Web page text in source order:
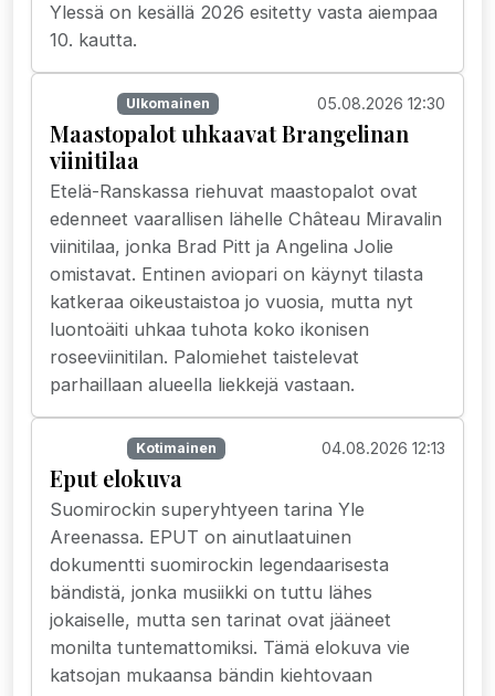
Ylessä on kesällä 2026 esitetty vasta aiempaa
10. kautta.
Ulkomainen 05.08.2026 12:30
Maastopalot uhkaavat Brangelinan
viinitilaa
Etelä-Ranskassa riehuvat maastopalot ovat
edenneet vaarallisen lähelle Château Miravalin
viinitilaa, jonka Brad Pitt ja Angelina Jolie
omistavat. Entinen aviopari on käynyt tilasta
katkeraa oikeustaistoa jo vuosia, mutta nyt
luontoäiti uhkaa tuhota koko ikonisen
roseeviinitilan. Palomiehet taistelevat
parhaillaan alueella liekkejä vastaan.
Kotimainen 04.08.2026 12:13
Eput elokuva
Suomirockin superyhtyeen tarina Yle
Areenassa. EPUT on ainutlaatuinen
dokumentti suomirockin legendaarisesta
bändistä, jonka musiikki on tuttu lähes
jokaiselle, mutta sen tarinat ovat jääneet
monilta tuntemattomiksi. Tämä elokuva vie
katsojan mukaansa bändin kiehtovaan